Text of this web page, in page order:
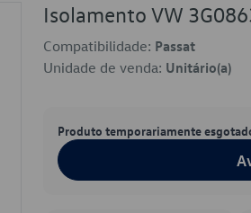
Isolamento VW
Compatibilidade: Passat
Unidade de venda: Unitário(a)
Produto temporariamente